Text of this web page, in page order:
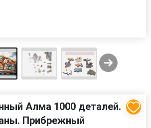
Алма 1000 деталей.
Прибрежный